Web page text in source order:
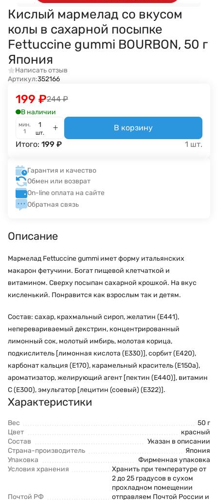
Кислый мармелад со вкусом
колы в сахарной посыпке
Fettuccine gummi BOURBON, 50 г
Япония
Написать отзыв
Артикул:352166
244 ₽
199 ₽
В наличии
мин.
1
шт.
В корзину
Итого: 199 ₽ 1 шт.
Гарантия и качество
Обмен или возврат
On-line оплата на сайте
Обратная связь
Описание
Мармелад Fettuccine gummi имет форму итальянских
макарон фетучини. Богат пищевой клетчаткой и
витамином. Сверху посыпан сахарной крошкой. На вкус
кисленький. Понравится как взрослым так и детям.
Состав: сахар, крахмальный сироп, желатин (Е441),
неперевариваемый декстрин, концентрированный
лимонный сок, молотый имбирь, молотая корица,
подкислитель [лимонная кислота (Е330)], сорбит (Е420),
карбонат кальция (Е170), карамельный краситель (Е150а),
ароматизатор, желирующий агент [пектин (Е440)], витамин
С (Е300), эмульгатор [лецитин (соевый) (Е322)].
Характеристики
Вес
50 г
Цвет
красный
Состав
Указан в описании
Страна-производитель
Япония
Упаковка
Фирменная упаковка
Условия хранения
Хранить при температуре от
2 до 25 градусов в сухом
прохладном помещении
Почтой РФ
отправляем Почтой России и